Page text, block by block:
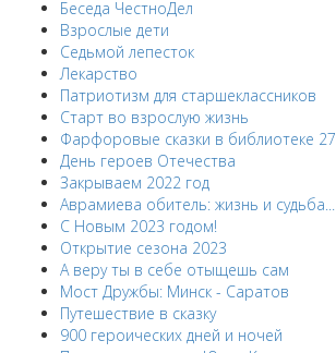
Беседа ЧестноДел
Взрослые дети
Седьмой лепесток
Лекарство
Патриотизм для старшеклассников
Старт во взрослую жизнь
Фарфоровые сказки в библиотеке 27
День героев Отечества
Закрываем 2022 год
Аврамиева обитель: жизнь и судьба...
С Новым 2023 годом!
Открытие сезона 2023
А веру ты в себе отыщешь сам
Мост Дружбы: Минск - Саратов
Путешествие в сказку
900 героических дней и ночей